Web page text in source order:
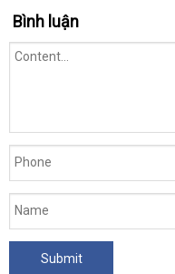
Bình luận